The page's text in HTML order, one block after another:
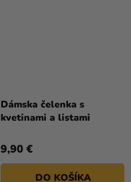
Dámska čelenka s
kvetinami a listami
9,90 €
DO KOŠÍKA